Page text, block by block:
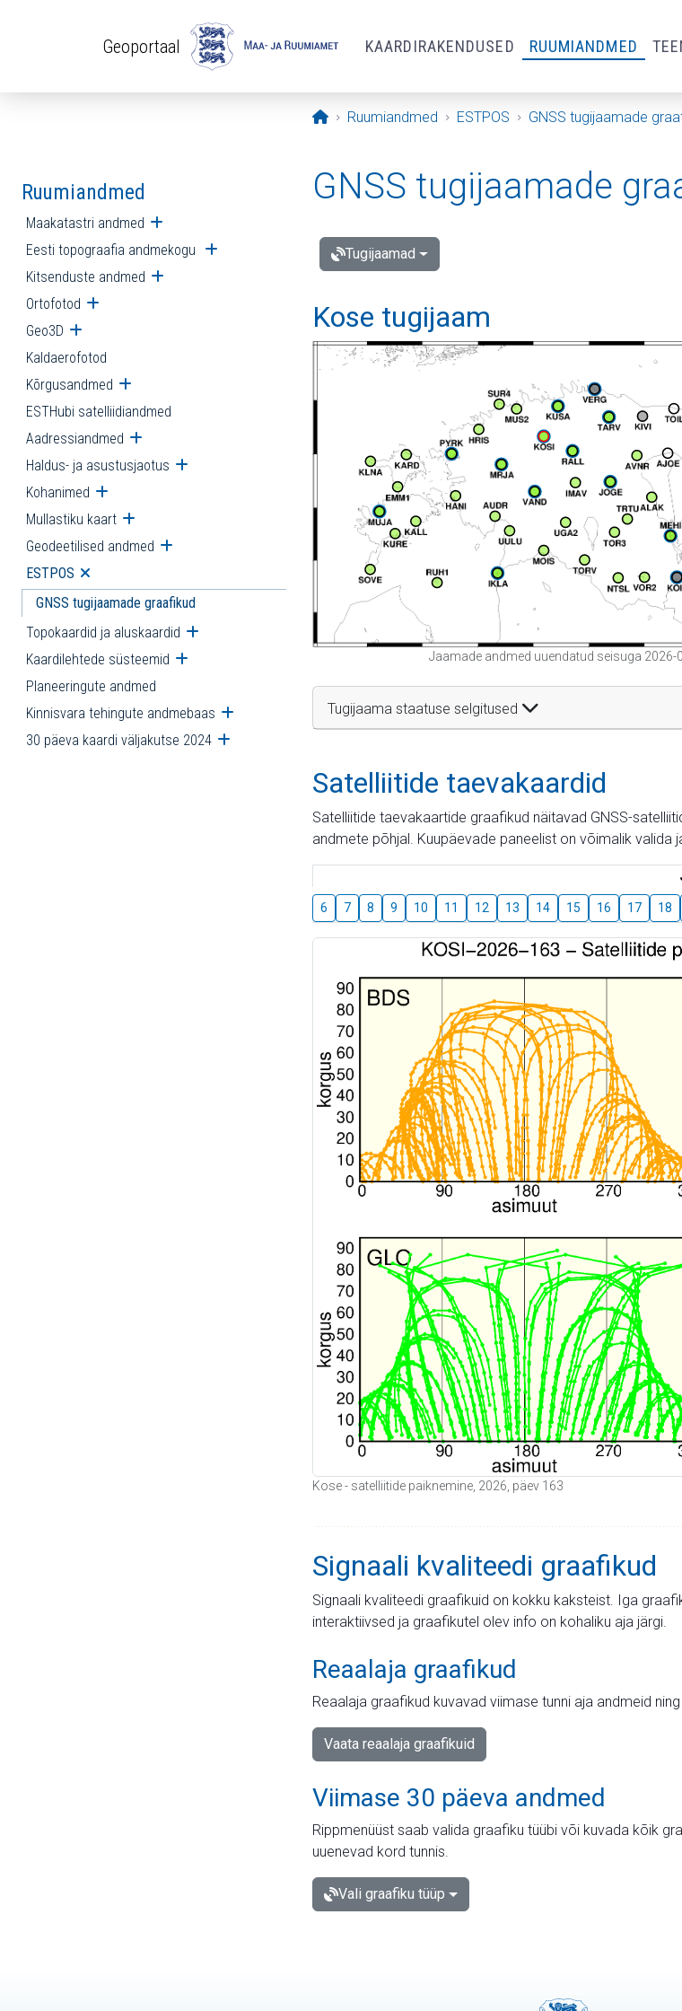
Geoportaal KAARDIRAKENDUSED RUUMIANDMED
Avaleht
Ruumiandmed ESTPOS GNSS tugijaamade
Ruumiandmed
Maakatastri andmed Ava alammenüü
Eesti topograafia andmekogu Ava alammenüü
Kitsenduste andmed Ava alammenüü
Ortofotod Ava alammenüü
Geo3D Ava alammenüü
Kaldaerofotod
Kõrgusandmed Ava alammenüü
ESTHubi satelliidiandmed
Aadressiandmed Ava alammenüü
Haldus- ja asustusjaotus Ava alammenüü
Kohanimed Ava alammenüü
Mullastiku kaart Ava alammenüü
Geodeetilised andmed Ava alammenüü
ESTPOS Ava alammenüü
GNSS tugijaamade graafikud
Topokaardid ja aluskaardid Ava alammenüü
Kaardilehtede süsteemid Ava alammenüü
Planeeringute andmed
Kinnisvara tehingute andmebaas Ava alammenüü
30 päeva kaardi väljakutse 2024 Ava alammenüü
GNSS tugijaamade
Tugijaamad
Kose tugijaam
Jaamade andmed uuendatud seisuga 2026-
Tugijaama staatuse selgitused
Satelliitide taevakaardid
Satelliitide taevakaartide graafikud näitavad GNSS-
andmete põhjal. Kuupäevade paneelist on võimalik valida
6 7 8 9 10 11 12 13 14 15 16 17 18
Kose - satelliitide paiknemine, 2026, päev 163
Signaali kvaliteedi graafikud
Signaali kvaliteedi graafikuid on kokku kaksteist. Iga
interaktiivsed ja graafikutel olev info on kohaliku aja järgi.
Reaalaja graafikud
Reaalaja graafikud kuvavad viimase tunni aja andmeid
Vaata reaalaja graafikuid
Viimase 30 päeva andmed
Rippmenüüst saab valida graafiku tüübi või kuvada kõik
uuenevad kord tunnis.
Vali graafiku tüüp